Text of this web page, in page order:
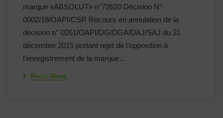
marque «ABSOLUT» n°72620 Décision N°
0002/18/OAPI/CSR Recours en annulation de la
décision n° 0261/OAPI/DG/DGA/DAJ/SAJ du 31
décembre 2015 portant rejet de l’opposition à
l’enregistrement de la marque…
Read More